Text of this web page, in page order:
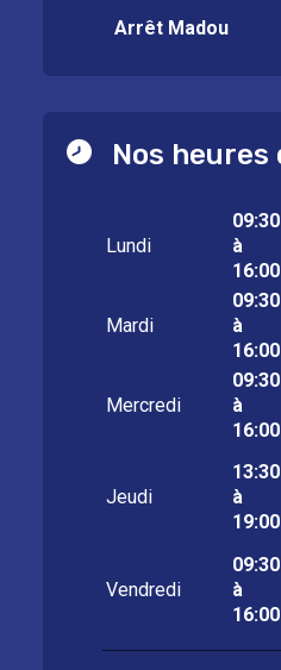
Arrêt Madou
Nos
Lundi
09:30
à
16:00
Mardi
09:30
à
16:00
Mercredi
09:30
à
16:00
Jeudi
13:30
à
19:00
Vendredi
09:30
à
16:00